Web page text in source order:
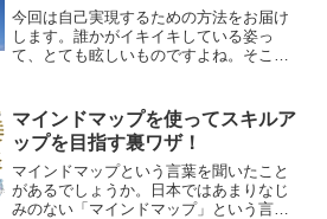
ンドの洋服を買いたいとか、高い地位...
今回は自己実現するための方法をお届け
します。誰かがイキイキしている姿っ
て、とても眩しいものですよね。そこで
いるのだろうか」。キラキラしている人
を見ると、ついつい羨ましい気持ちや、
自分を否定するような気分になりがちな
もの。熱意と言うものはかなり個人差...
マインドマップを使ってスキルア
ップを目指す裏ワザ！
マインドマップという言葉を聞いたこと
があるでしょうか。日本ではあまりなじ
みのない「マインドマップ」という言葉